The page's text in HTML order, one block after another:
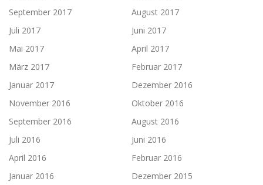
September 2017
August 2017
Juli 2017
Juni 2017
Mai 2017
April 2017
März 2017
Februar 2017
Januar 2017
Dezember 2016
November 2016
Oktober 2016
September 2016
August 2016
Juli 2016
Juni 2016
April 2016
Februar 2016
Januar 2016
Dezember 2015